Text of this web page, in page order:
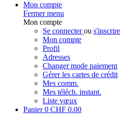
Mon compte
Fermer menu
Mon compte
Se connecterou s'inscrire
Mon compte
Profil
Adresses
Changer mode paiement
Gérer les cartes de crédit
Mes comm.
Mes téléch. instant.
Liste vœux
Panier0 CHF 0.00